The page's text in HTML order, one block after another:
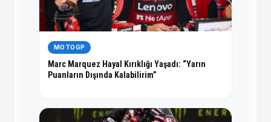
MOTOGP
Marc Marquez Hayal Kırıklığı Yaşadı: “Yarın
Puanların Dışında Kalabilirim”